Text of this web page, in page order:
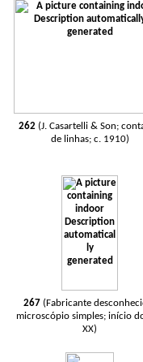
262 (J. Casartelli & Son;
de linhas; c. 1910)
267 (Fabricante
microscópio simples; início
XX)